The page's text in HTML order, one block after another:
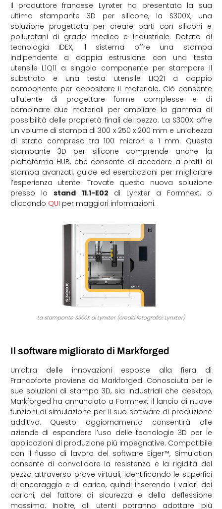
Il produttore francese Lynxter ha presentato la sua
ultima stampante 3D per silicone, la S300X, una
soluzione progettata per creare parti con siliconi e
poliuretani di grado medico e industriale. Dotato di
tecnologia IDEX, il sistema offre una stampa
indipendente a doppia estrusione con una testa
utensile L1Q11 a singolo componente per stampare il
substrato e una testa utensile LIQ21 a doppio
componente per depositare il materiale. Ciò consente
all’utente di progettare forme complesse e di
combinare due materiali per ampliare la gamma di
possibilità delle proprietà finali del pezzo. La S300X offre
un volume di stampa di 300 x 250 x 200 mm e un’altezza
di strato compresa tra 100 micron e 1 mm. Questa
stampante 3D per silicone comprende anche la
piattaforma HUB, che consente di accedere a profili di
stampa avanzati, guide ed esercitazioni per migliorare
l’esperienza utente. Trovate questa nuova soluzione
presso lo stand 11.1-E02 di Lynxter a Formnext, o
cliccando QUI per maggiori informazioni.
La stampante S300X di Lynxter (crediti fotografici: Lynxter)
Il software migliorato di Markforged
Un’altra delle innovazioni esposte alla fiera di
Francoforte proviene da Markforged. Conosciuta per le
sue soluzioni di stampa 3D, sia industriali che desktop,
Markforged ha annunciato a Formnext il lancio di nuove
funzioni di simulazione per il suo software di produzione
additiva. Questo aggiornamento consentirà alle
aziende di espandere l’uso delle tecnologie 3D per le
applicazioni di produzione più impegnative. Compatibile
con il flusso di lavoro del software Eiger™, Simulation
consente di convalidare la resistenza e la rigidità del
pezzo attraverso prove virtuali, identificando le superfici
di ancoraggio e di carico, quindi inserendo i valori dei
carichi, del fattore di sicurezza e della deflessione
massima. Inoltre, gli utenti potranno adottare più